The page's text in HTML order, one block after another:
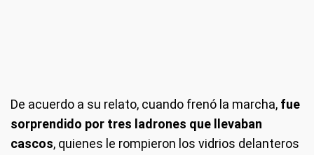
De acuerdo a su relato, cuando frenó la marcha, fue
sorprendido por tres ladrones que llevaban
cascos, quienes le rompieron los vidrios delanteros